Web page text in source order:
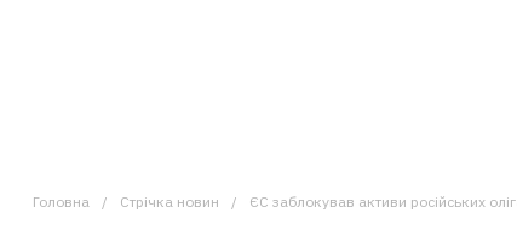
Головна Стрічка новин ЄС заблокував активи російських